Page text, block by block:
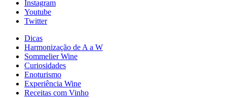
Instagram
Youtube
Twitter
Dicas
Harmonização de A a W
Sommelier Wine
Curiosidades
Enoturismo
Experiência Wine
Receitas com Vinho